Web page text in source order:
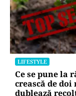
LIFESTYLE
Ce se pune la
crească de
dublează